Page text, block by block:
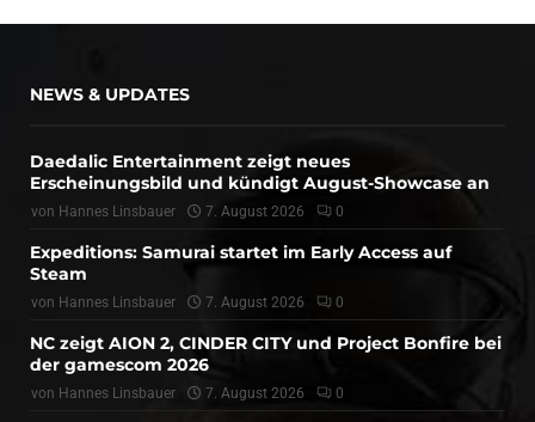
NEWS & UPDATES
Daedalic Entertainment zeigt neues
Erscheinungsbild und kündigt August-Showcase an
von Hannes Linsbauer 7. August 2026 0
Expeditions: Samurai startet im Early Access auf
Steam
von Hannes Linsbauer 7. August 2026 0
NC zeigt AION 2, CINDER CITY und Project Bonfire bei
der gamescom 2026
von Hannes Linsbauer 7. August 2026 0